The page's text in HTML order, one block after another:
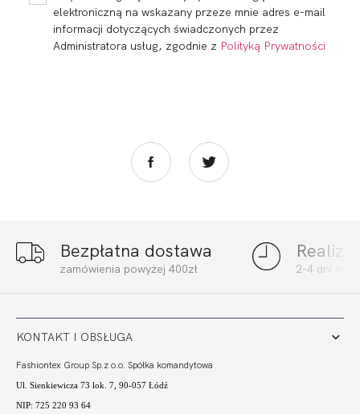
FORTUNA SOFT
FULL CUP KAWA
FORTUNA HALF
elektroniczną na wskazany przeze mnie adres e-mail
informacji dotyczących świadczonych przez
Administratora usług, zgodnie z Polityką Prywatności
Bezpłatna dostawa
zamówienia powyżej 400zł 2-4 dni
KONTAKT I OBSŁUGA
Fashiontex Group Sp.z o.o. Spółka komandytowa
Ul. Sienkiewicza 73 lok. 7, 90-057 Łódź
NIP: 725 220 93 64